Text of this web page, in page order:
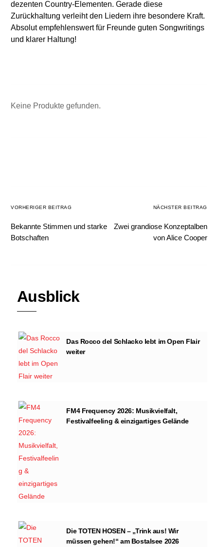
dezenten Country-Elementen. Gerade diese
Zurückhaltung verleiht den Liedern ihre besondere Kraft.
Absolut empfehlenswert für Freunde guten Songwritings
und klarer Haltung!
Keine Produkte gefunden.
VORHERIGER BEITRAG
Bekannte Stimmen und starke
Botschaften
NÄCHSTER BEITRAG
Zwei grandiose Konzeptalben
von Alice Cooper
Ausblick
Das Rocco del Schlacko lebt im Open Flair
weiter
FM4 Frequency 2026: Musikvielfalt,
Festivalfeeling & einzigartiges Gelände
Die TOTEN HOSEN – „Trink aus! Wir
müssen gehen!“ am Bostalsee 2026